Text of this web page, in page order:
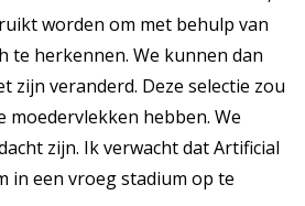
worden om met behulp van
herkennen. We kunnen dan
zijn veranderd. Deze selectie zou
hebben. We
zijn. Ik verwacht dat Artificial
in een vroeg stadium op te